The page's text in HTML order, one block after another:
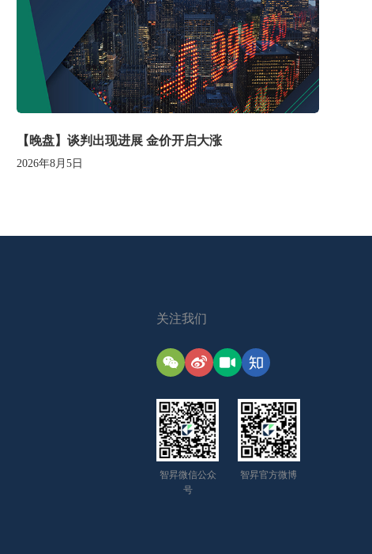
【晚盘】谈判出现进展 金价开启大涨
2026年8月5日
关注我们
智昇微信公众
号
智昇官方微博